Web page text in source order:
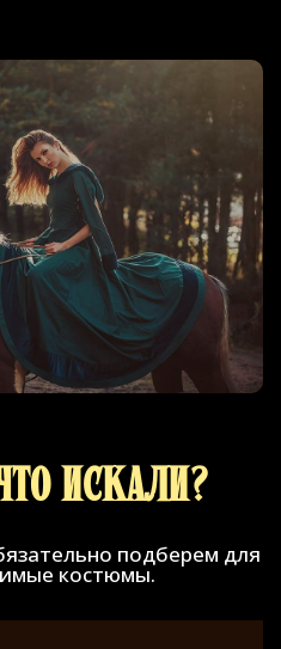
искали?
подберем для
костюмы.